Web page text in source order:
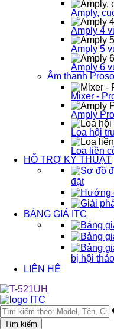
Amply,
Amply 4
Amply 5
Amply 6
Âm thanh
Mixer -
Amply
Loa hội
Loa liền
HỖ TRỢ KỸ THUẬT
đặt
BẢNG GIÁ ITC
bị hội thảo
LIÊN HỆ